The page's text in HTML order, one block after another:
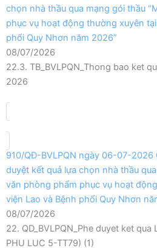
chọn nhà thầu qua mạng gói thầu
phục vụ hoạt động thường xuyên
phổi Quy Nhơn năm 2026”
08/07/2026
22.3. TB_BVLPQN_Thong bao ket
2026
910/QĐ-BVLPQN ngày 06-07-2026
duyệt kết quả lựa chọn nhà thầu
văn phòng phẩm phục vụ hoạt
viện Lao và Bệnh phổi Quy Nhơn
08/07/2026
22. QD_BVLPQN_Phe duyet ket
PHU LUC 5-TT79) (1)